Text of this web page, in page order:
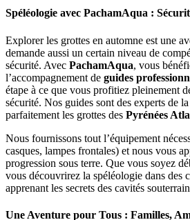
Spéléologie avec PachamAqua :
Explorer les grottes en automne est une
demande aussi un certain niveau de
sécurité. Avec PachamAqua, vous
l’accompagnement de guides
étape à ce que vous profitiez pleinement
sécurité. Nos guides sont des experts de
parfaitement les grottes des Pyrénées
Nous fournissons tout l’équipement
casques, lampes frontales) et nous vous
progression sous terre. Que vous soyez
vous découvrirez la spéléologie dans des
apprenant les secrets des cavités
Une Aventure pour Tous : Familles,